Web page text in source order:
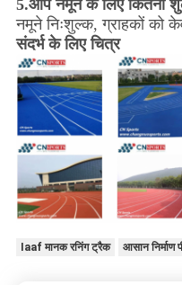
5.आप नमूने के लिए कितना
नमूने निःशुल्क, ग्राहकों को
संदर्भ के लिए चित्र
Iaaf मानक रनिंग ट्रैक आसान निर्माण